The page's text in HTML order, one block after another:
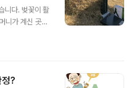
니다. 벚꽃이 활
니가 계신 곳에
고, 가까이 있
셨습니다. 사
?